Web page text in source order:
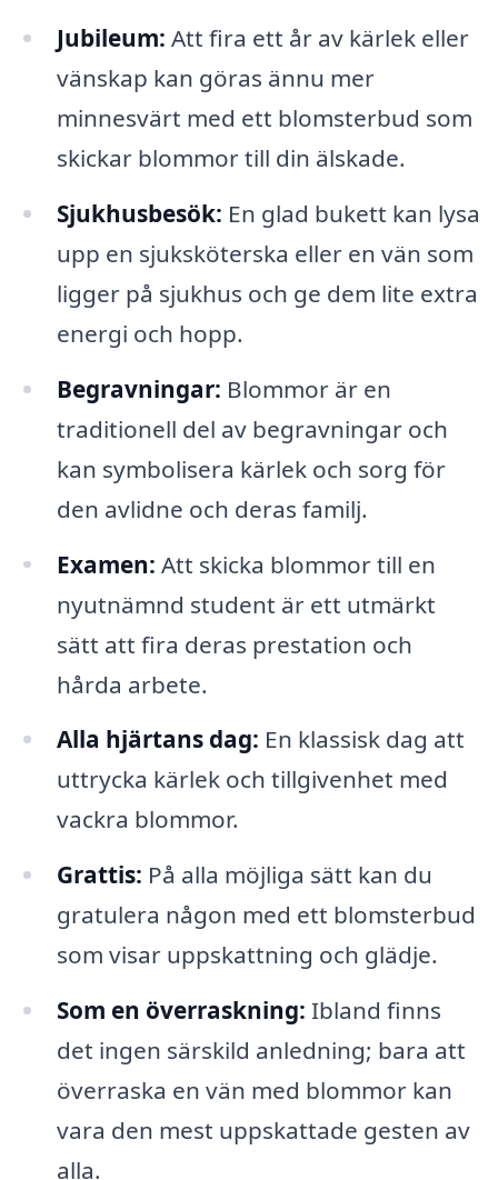
Jubileum: Att fira ett år av kärlek eller
vänskap kan göras ännu mer
minnesvärt med ett blomsterbud som
skickar blommor till din älskade.
Sjukhusbesök: En glad bukett kan lysa
upp en sjuksköterska eller en vän som
ligger på sjukhus och ge dem lite extra
energi och hopp.
Begravningar: Blommor är en
traditionell del av begravningar och
kan symbolisera kärlek och sorg för
den avlidne och deras familj.
Examen: Att skicka blommor till en
nyutnämnd student är ett utmärkt
sätt att fira deras prestation och
hårda arbete.
Alla hjärtans dag: En klassisk dag att
uttrycka kärlek och tillgivenhet med
vackra blommor.
Grattis: På alla möjliga sätt kan du
gratulera någon med ett blomsterbud
som visar uppskattning och glädje.
Som en överraskning: Ibland finns
det ingen särskild anledning; bara att
överraska en vän med blommor kan
vara den mest uppskattade gesten av
alla.